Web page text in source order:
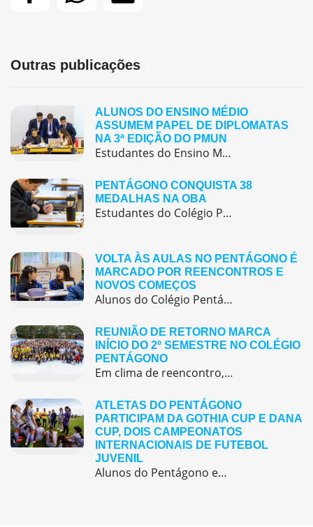
Outras publicações
ALUNOS DO ENSINO MÉDIO
ASSUMEM PAPEL DE DIPLOMATAS
NA 3ª EDIÇÃO DO PMUN
Estudantes do Ensino Médio do Colégio Pentágono protagonizaram uma simulação da ONU, defendendo posições de países em comitês temáticos e vivenciando, na prática, negociações diplomáticas multilíngues.
PENTÁGONO CONQUISTA 38
MEDALHAS NA OBA
Estudantes do Colégio Pentágono conquistam excelente resultado na Olimpíada Brasileira de Astronomia e Astronáutica (OBA) 2025, somando 38 medalhas.
VOLTA ÀS AULAS NO PENTÁGONO É
MARCADO POR REENCONTROS E
NOVOS COMEÇOS
Alunos do Colégio Pentágono retornaram às aulas trazendo o entusiasmo dos reencontros e o desejo de seguir aprendendo com significado.
REUNIÃO DE RETORNO MARCA
INÍCIO DO 2º SEMESTRE NO COLÉGIO
PENTÁGONO
Em clima de reencontro, a equipe pedagógica participou da abertura do semestre letivo com treinamentos e simulação de emergência
ATLETAS DO PENTÁGONO
PARTICIPAM DA GOTHIA CUP E DANA
CUP, DOIS CAMPEONATOS
INTERNACIONAIS DE FUTEBOL
JUVENIL
Alunos do Pentágono embarcaram para a Europa, onde participaram de duas das maiores competições internacionais de futebol juvenil